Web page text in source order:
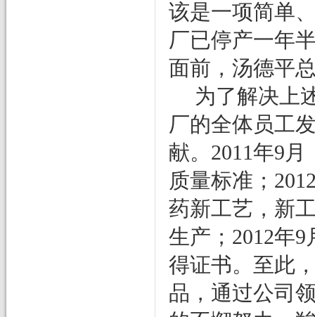
该是一项简单
厂已停产一年
面前，汤德平
为了解决上
厂的全体员工
献。 2011年9 月
质量标准；
药新工艺，新
生产； 2012年9
得证书。至此
品，通过公司